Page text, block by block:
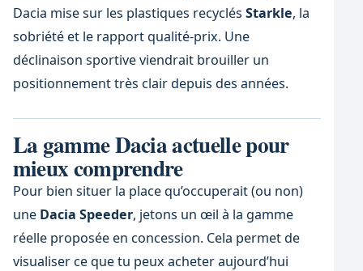
Dacia mise sur les plastiques recyclés Starkle, la
sobriété et le rapport qualité-prix. Une
déclinaison sportive viendrait brouiller un
positionnement très clair depuis des années.
La gamme Dacia actuelle pour
mieux comprendre
Pour bien situer la place qu’occuperait (ou non)
une Dacia Speeder, jetons un œil à la gamme
réelle proposée en concession. Cela permet de
visualiser ce que tu peux acheter aujourd’hui